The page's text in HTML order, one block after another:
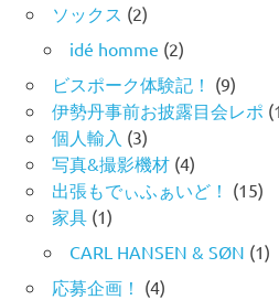
ソックス (2)
idé homme (2)
ビスポーク体験記！ (9)
伊勢丹事前お披露目会レポ
個人輸入 (3)
写真&撮影機材 (4)
出張もでぃふぁいど！ (15)
家具 (1)
CARL HANSEN & SØN (1)
応募企画！ (4)